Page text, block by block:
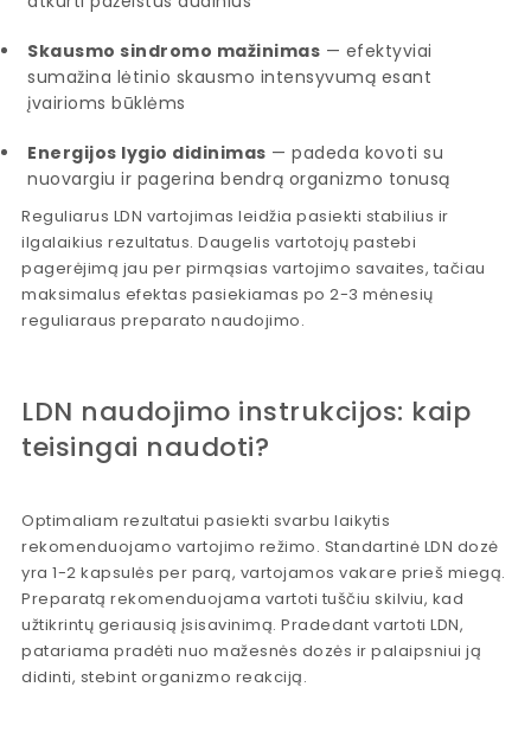
Skausmo sindromo mažinimas — efektyviai
sumažina lėtinio skausmo intensyvumą esant
įvairioms būklėms
Energijos lygio didinimas — padeda kovoti su
nuovargiu ir pagerina bendrą organizmo tonusą
Reguliarus LDN vartojimas leidžia pasiekti stabilius ir
ilgalaikius rezultatus. Daugelis vartotojų pastebi
pagerėjimą jau per pirmąsias vartojimo savaites, tačiau
maksimalus efektas pasiekiamas po 2-3 mėnesių
reguliaraus preparato naudojimo.
LDN naudojimo instrukcijos: kaip
teisingai naudoti?
Optimaliam rezultatui pasiekti svarbu laikytis
rekomenduojamo vartojimo režimo. Standartinė LDN dozė
yra 1-2 kapsulės per parą, vartojamos vakare prieš miegą.
Preparatą rekomenduojama vartoti tuščiu skilviu, kad
užtikrintų geriausią įsisavinimą. Pradedant vartoti LDN,
patariama pradėti nuo mažesnės dozės ir palaipsniui ją
didinti, stebint organizmo reakciją.